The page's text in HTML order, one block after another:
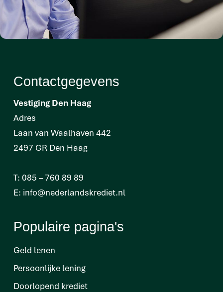
Contactgegevens
Vestiging Den Haag
Adres
Laan van Waalhaven 442
2497 GR Den Haag
T: 085 – 760 89 89
E: info@nederlandskrediet.nl
Populaire pagina's
Geld lenen
Persoonlijke lening
Doorlopend krediet